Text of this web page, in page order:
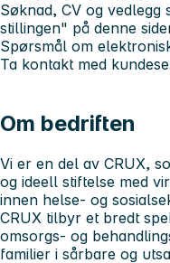
Søknad, CV og
stillingen" på denne
Spørsmål om
Ta kontakt med
Om bedriften
Vi er en del av CRUX,
og ideell stiftelse med
innen helse- og
CRUX tilbyr et bredt
omsorgs- og
familier i sårbare og